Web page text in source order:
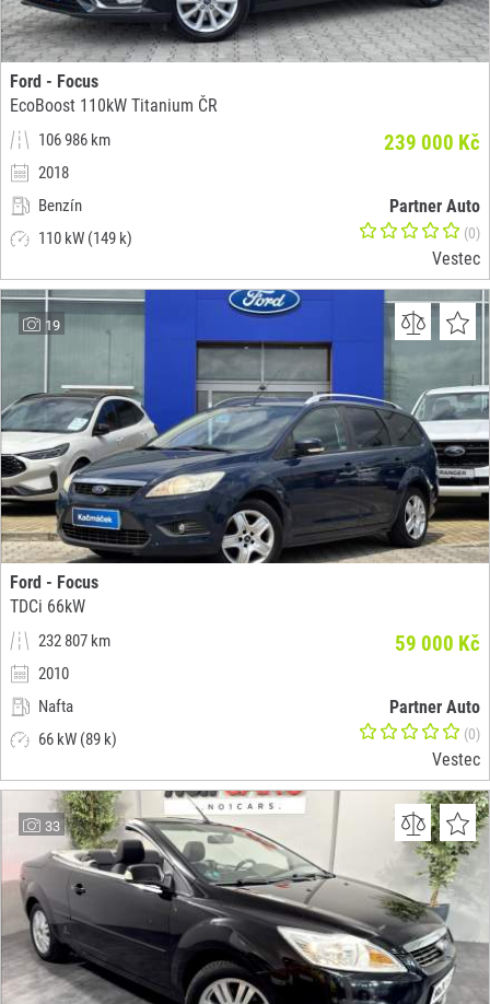
Ford - Focus
EcoBoost 110kW Titanium ČR
106 986 km
2018
Benzín
110 kW (149 k)
239 000 Kč
Partner Auto
(0)
Vestec
19
Ford - Focus
TDCi 66kW
232 807 km
2010
Nafta
66 kW (89 k)
59 000 Kč
Partner Auto
(0)
Vestec
33